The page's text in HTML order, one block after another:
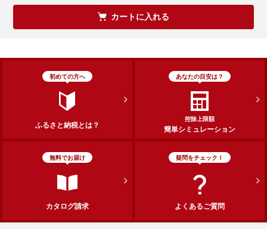
カートに入れる
初めての方へ
ふるさと納税とは？
あなたの目安は？
控除上限額
簡単シミュレーション
無料でお届け
カタログ請求
疑問をチェック！
よくあるご質問